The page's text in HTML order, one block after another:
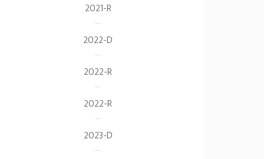
2021-R
2022-D
2022-R
2022-R
2023-D